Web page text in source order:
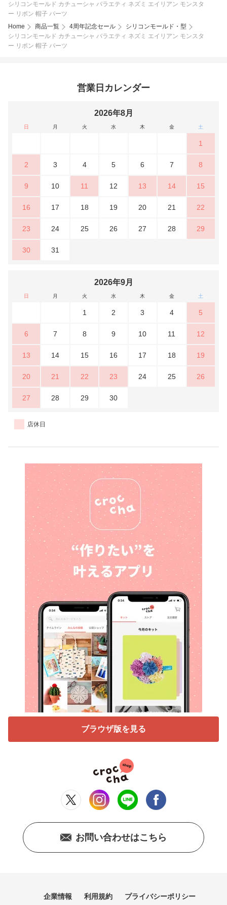
シリコンモールド カチューシャ バラエティ ネズミ エイリアン モンスタ
ー リボン 帽子 パーツ
Home
商品一覧 4周年記念セール
シリコンモールド・型
シリコンモールド カチューシャ バラエティ ネズミ エイリアン モンスタ
ー リボン 帽子 パーツ
営業日カレンダー
2026年8月
日 月 火 水 木 金 土
1
2 3 4 5 6 7 8
9 10 11 12 13 14 15
16 17 18 19 20 21 22
23 24 25 26 27 28 29
30 31
2026年9月
日 月 火 水 木 金 土
1 2 3 4 5
6 7 8 9 10 11 12
13 14 15 16 17 18 19
20 21 22 23 24 25 26
27 28 29 30
店休日
ブラウザ版を見る
お問い合わせはこちら
企業情報 利用規約 プライバシーポリシー